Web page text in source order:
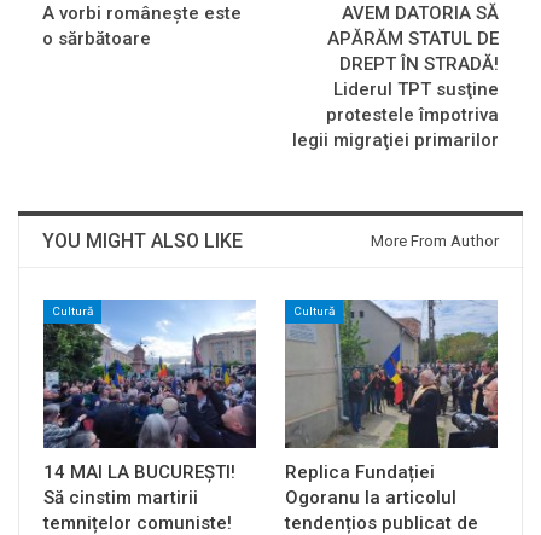
A vorbi românește este
o sărbătoare
AVEM DATORIA SĂ
APĂRĂM STATUL DE
DREPT ÎN STRADĂ!
Liderul TPT susţine
protestele împotriva
legii migraţiei primarilor
YOU MIGHT ALSO LIKE More From Author
Cultură
14 MAI LA BUCUREȘTI!
Să cinstim martirii
temnițelor comuniste!
Cultură
Replica Fundației
Ogoranu la articolul
tendențios publicat de